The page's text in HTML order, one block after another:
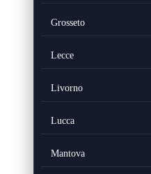
Grosseto
Lecce
Livorno
Lucca
Mantova